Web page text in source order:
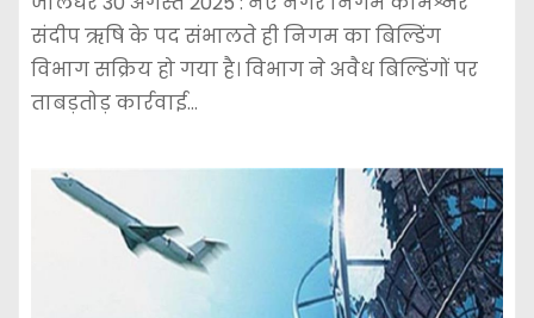
संदीप ऋषि के पद संभालते ही निगम का बिल्डिंग
विभाग सक्रिय हो गया है। विभाग ने अवैध बिल्डिंगों पर
ताबड़तोड़ कार्रवाई…